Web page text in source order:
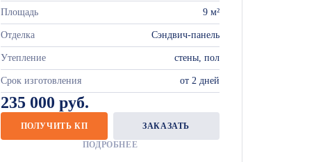
Площадь 9 м²
Отделка Сэндвич-панель
Утепление стены, пол
Срок изготовления от 2 дней
235 000 руб.
ПОЛУЧИТЬ КП
ЗАКАЗАТЬ
ПОДРОБНЕЕ